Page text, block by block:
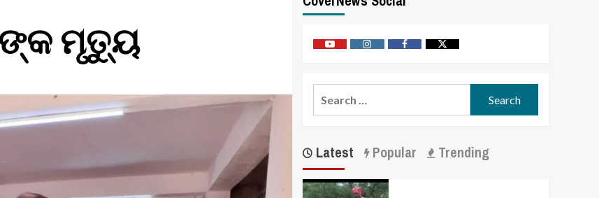
ମୃତ୍ୟୁ YoutubeVimeo FacebookTwitter
Latest Popular Trending